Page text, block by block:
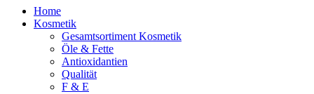
Home
Kosmetik
Gesamtsortiment Kosmetik
Öle & Fette
Antioxidantien
Qualität
F & E